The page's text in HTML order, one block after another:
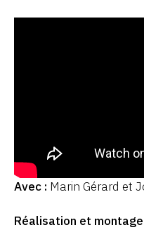
Avec : Marin Gérard et
Réalisation et montage